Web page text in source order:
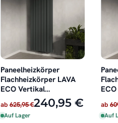
Paneelheizkörper
Flachheizkörper LAVA
ECO Vertikal
Doppellagig Anthrazit
ab 625,95 €240,95 €
Auf Lager
ab
Auf